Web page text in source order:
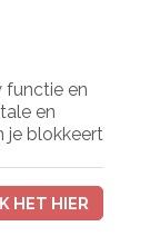
functie en
en
je blokkeert
HET HIER